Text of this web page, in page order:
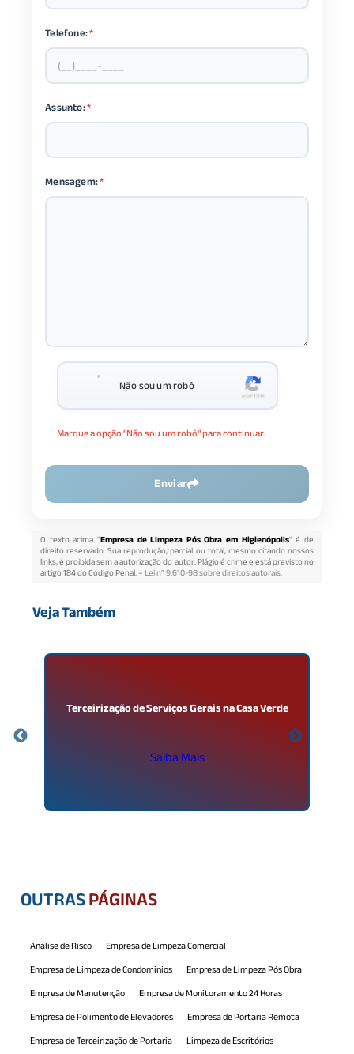
Telefone:*
Assunto:*
Mensagem:*
Não sou um robô
Marque a opção "Não sou um robô" para continuar.
Enviar
O texto acima "Empresa de Limpeza Pós Obra em Higienópolis" é de
direito reservado. Sua reprodução, parcial ou total, mesmo citando nossos
links, é proibida sem a autorização do autor. Plágio é crime e está previsto no
artigo 184 do Código Penal. –Lei n° 9.610-98 sobre direitos autorais.
Veja Também
Terceirização de Serviços Gerais na Casa Verde
Saiba Mais
OUTRASPÁGINAS
Análise de Risco
Empresa de Limpeza Comercial
Empresa de Limpeza de Condominios
Empresa de Limpeza Pós Obra
Empresa de Manutenção
Empresa de Monitoramento 24 Horas
Empresa de Polimento de Elevadores
Empresa de Portaria Remota
Empresa de Terceirização de Portaria
Limpeza de Escritórios